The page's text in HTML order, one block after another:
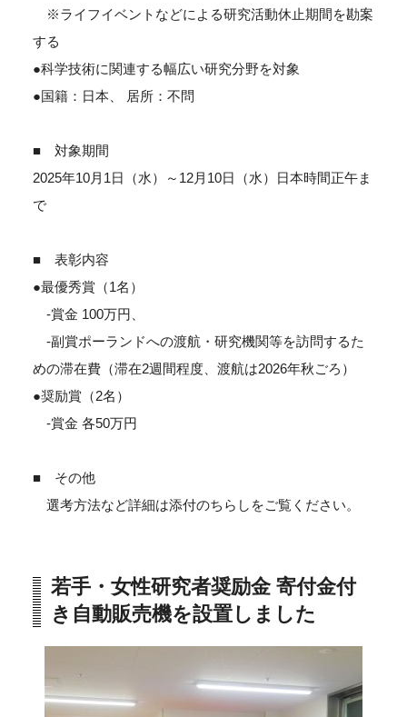
※ライフイベントなどによる研究活動休止期間を勘案
する
●科学技術に関連する幅広い研究分野を対象
●国籍：日本、 居所：不問
■ 対象期間
2025年10月1日（水）～12月10日（水）日本時間正午ま
で
■ 表彰内容
●最優秀賞（1名）
-賞金 100万円、
-副賞ポーランドへの渡航・研究機関等を訪問するた
めの滞在費（滞在2週間程度、渡航は2026年秋ごろ）
●奨励賞（2名）
-賞金 各50万円
■ その他
選考方法など詳細は添付のちらしをご覧ください。
若手・女性研究者奨励金 寄付金付
き自動販売機を設置しました